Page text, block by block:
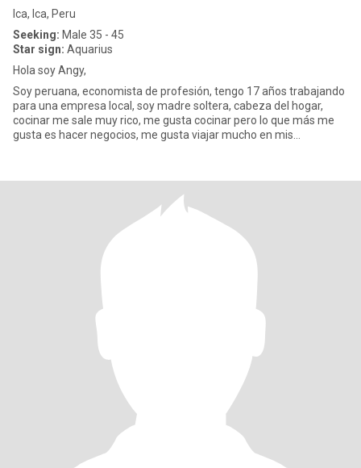
Ica, Ica, Peru
Seeking: Male 35 - 45
Star sign: Aquarius
Hola soy Angy,
Soy peruana, economista de profesión, tengo 17 años trabajando
para una empresa local, soy madre soltera, cabeza del hogar,
cocinar me sale muy rico, me gusta cocinar pero lo que más me
gusta es hacer negocios, me gusta viajar mucho en mis